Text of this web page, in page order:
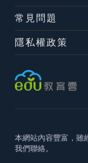
常見問題
隱私權政策
本網站內容豐富，雖
我們聯絡。